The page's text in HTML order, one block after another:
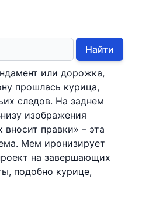
Найти
или дорожка,
прошлась курица,
следов. На заднем
изображения
правки» – эта
Мем иронизирует
на завершающих
подобно курице,